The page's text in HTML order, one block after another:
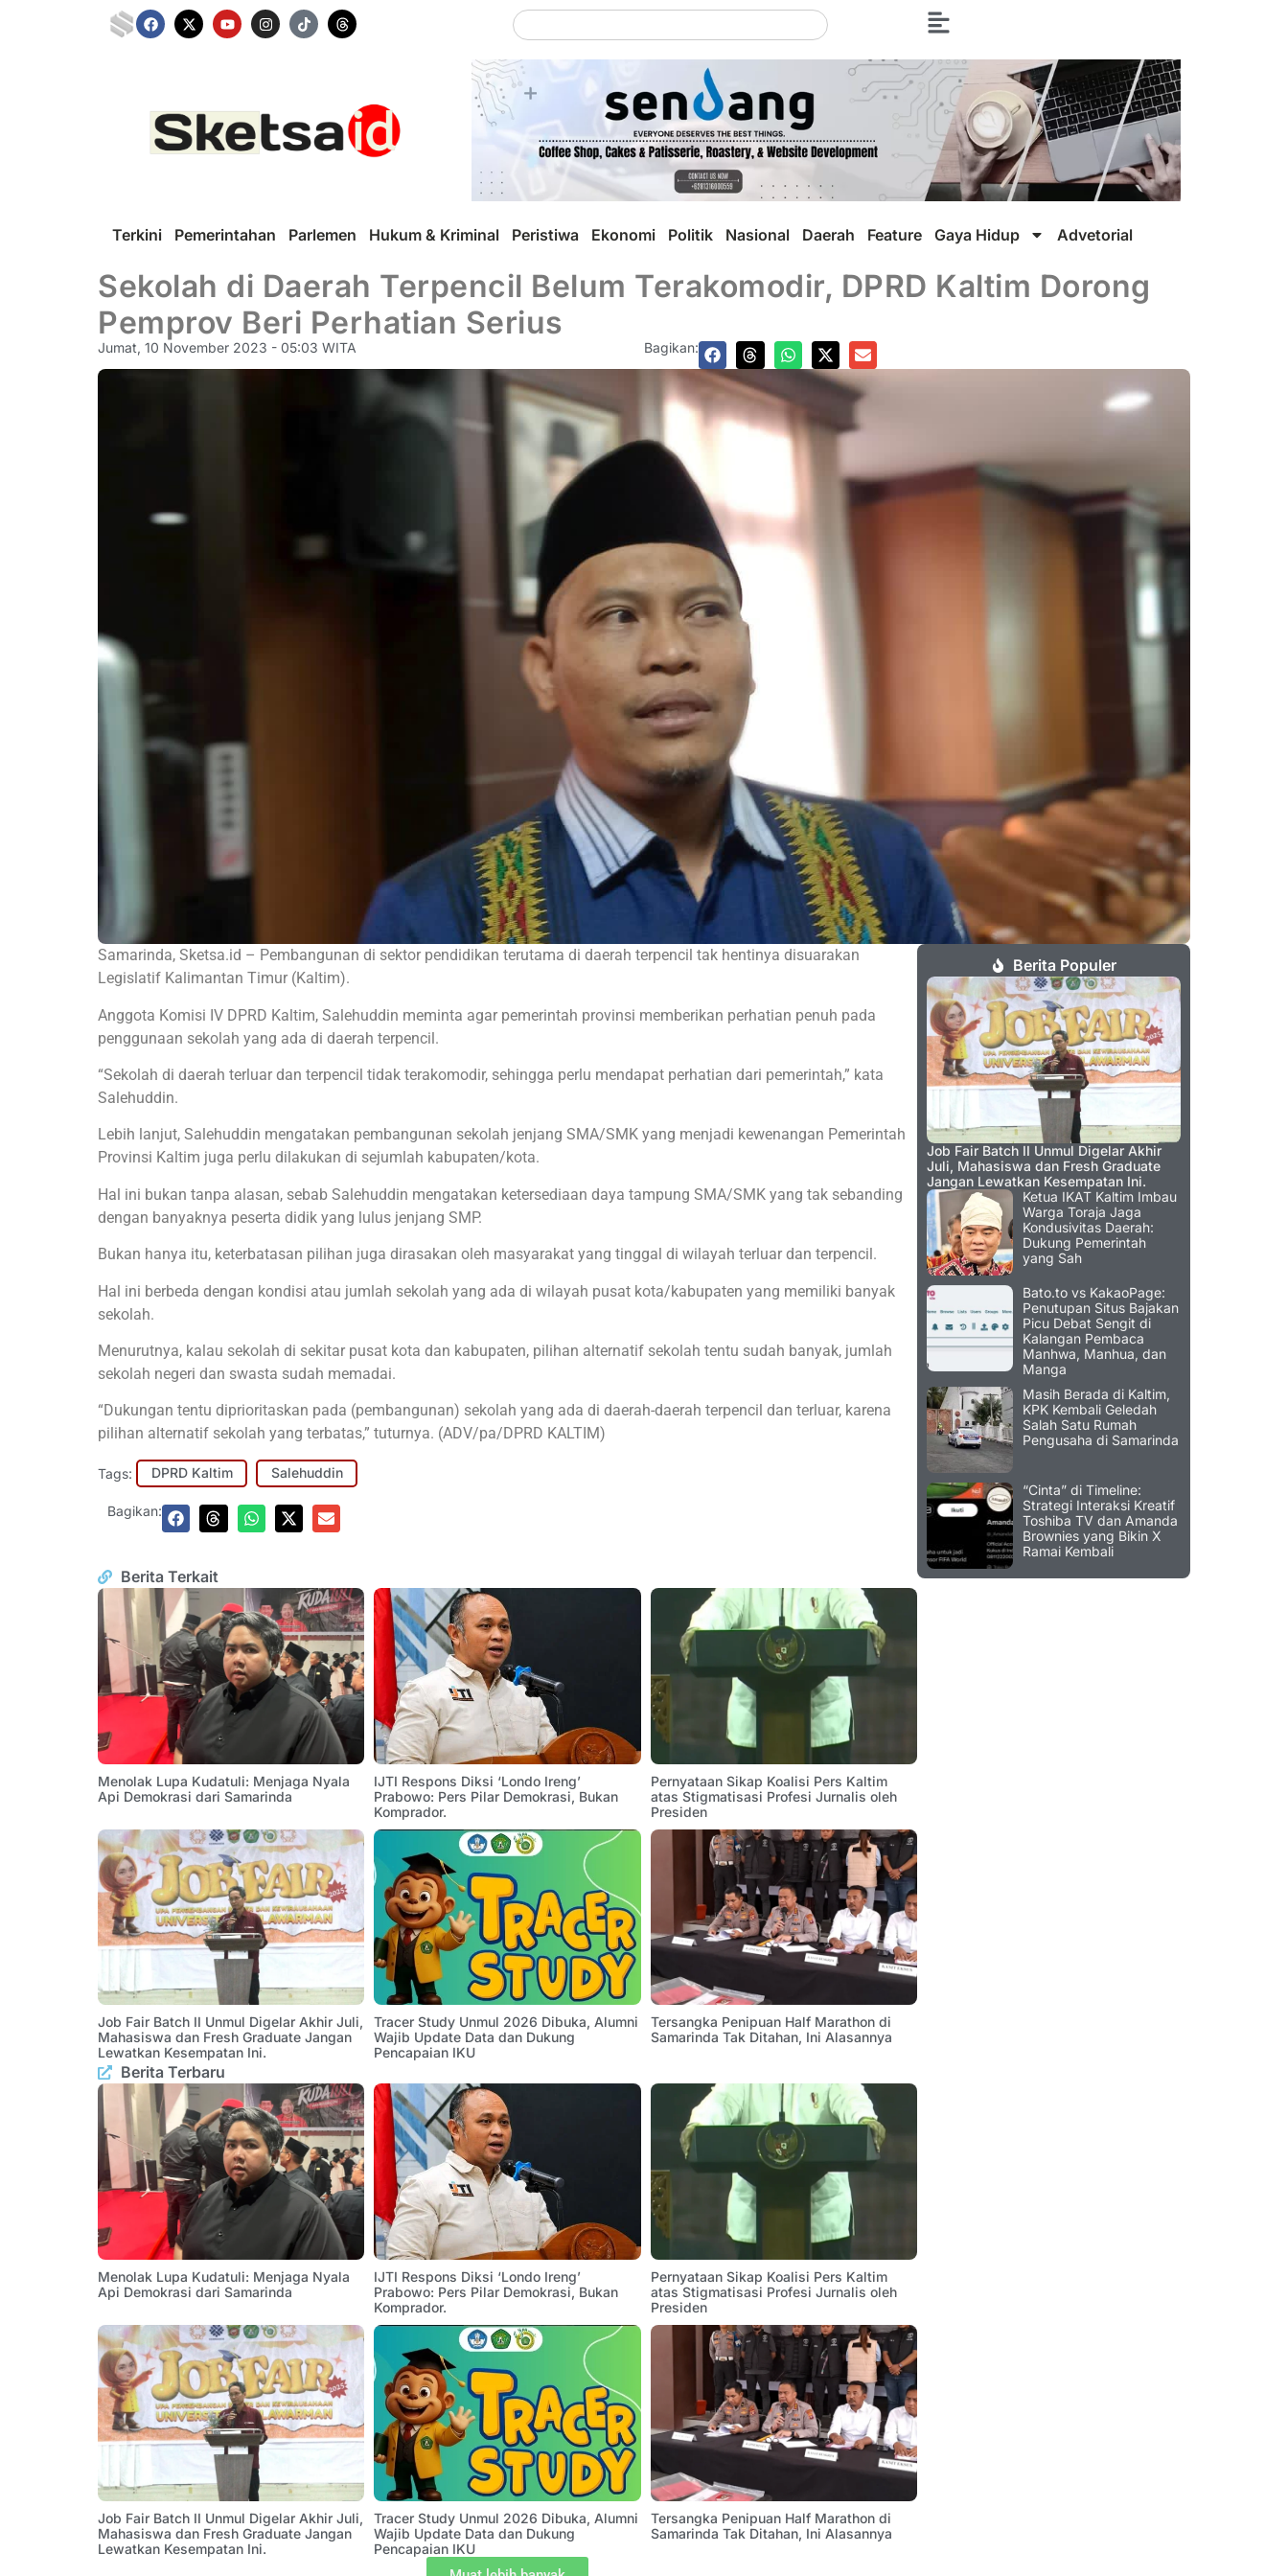
Terkini Pemerintahan Parlemen Hukum & Kriminal Peristiwa Ekonomi Politik Nasional Daerah Feature Gaya Hidup Advetorial
Sekolah di Daerah Terpencil Belum Terakomodir, DPRD Kaltim Dorong
Pemprov Beri Perhatian Serius
Jumat, 10 November 2023 - 05:03 WITA Bagikan:
Samarinda, Sketsa.id – Pembangunan di sektor pendidikan terutama di daerah terpencil tak hentinya disuarakan
Legislatif Kalimantan Timur (Kaltim).
Anggota Komisi IV DPRD Kaltim, Salehuddin meminta agar pemerintah provinsi memberikan perhatian penuh pada
penggunaan sekolah yang ada di daerah terpencil.
“Sekolah di daerah terluar dan terpencil tidak terakomodir, sehingga perlu mendapat perhatian dari pemerintah,” kata
Salehuddin.
Lebih lanjut, Salehuddin mengatakan pembangunan sekolah jenjang SMA/SMK yang menjadi kewenangan Pemerintah
Provinsi Kaltim juga perlu dilakukan di sejumlah kabupaten/kota.
Hal ini bukan tanpa alasan, sebab Salehuddin mengatakan ketersediaan daya tampung SMA/SMK yang tak sebanding
dengan banyaknya peserta didik yang lulus jenjang SMP.
Bukan hanya itu, keterbatasan pilihan juga dirasakan oleh masyarakat yang tinggal di wilayah terluar dan terpencil.
Hal ini berbeda dengan kondisi atau jumlah sekolah yang ada di wilayah pusat kota/kabupaten yang memiliki banyak
sekolah.
Menurutnya, kalau sekolah di sekitar pusat kota dan kabupaten, pilihan alternatif sekolah tentu sudah banyak, jumlah
sekolah negeri dan swasta sudah memadai.
“Dukungan tentu diprioritaskan pada (pembangunan) sekolah yang ada di daerah-daerah terpencil dan terluar, karena
pilihan alternatif sekolah yang terbatas,” tuturnya. (ADV/pa/DPRD KALTIM)
Tags: DPRD Kaltim Salehuddin
Bagikan:
Berita Terkait
Menolak Lupa Kudatuli: Menjaga Nyala
Api Demokrasi dari Samarinda
IJTI Respons Diksi ‘Londo Ireng’
Prabowo: Pers Pilar Demokrasi, Bukan
Komprador.
Pernyataan Sikap Koalisi Pers Kaltim
atas Stigmatisasi Profesi Jurnalis oleh
Presiden
Job Fair Batch II Unmul Digelar Akhir Juli,
Mahasiswa dan Fresh Graduate Jangan
Lewatkan Kesempatan Ini.
Tracer Study Unmul 2026 Dibuka, Alumni
Wajib Update Data dan Dukung
Pencapaian IKU
Tersangka Penipuan Half Marathon di
Samarinda Tak Ditahan, Ini Alasannya
Berita Terbaru
Menolak Lupa Kudatuli: Menjaga Nyala
Api Demokrasi dari Samarinda
IJTI Respons Diksi ‘Londo Ireng’
Prabowo: Pers Pilar Demokrasi, Bukan
Komprador.
Pernyataan Sikap Koalisi Pers Kaltim
atas Stigmatisasi Profesi Jurnalis oleh
Presiden
Job Fair Batch II Unmul Digelar Akhir Juli,
Mahasiswa dan Fresh Graduate Jangan
Lewatkan Kesempatan Ini.
Tracer Study Unmul 2026 Dibuka, Alumni
Wajib Update Data dan Dukung
Pencapaian IKU
Tersangka Penipuan Half Marathon di
Samarinda Tak Ditahan, Ini Alasannya
Berita Populer
Job Fair Batch II Unmul Digelar Akhir
Juli, Mahasiswa dan Fresh Graduate
Jangan Lewatkan Kesempatan Ini.
Ketua IKAT Kaltim Imbau
Warga Toraja Jaga
Kondusivitas Daerah:
Dukung Pemerintah
yang Sah
Bato.to vs KakaoPage:
Penutupan Situs Bajakan
Picu Debat Sengit di
Kalangan Pembaca
Manhwa, Manhua, dan
Manga
Masih Berada di Kaltim,
KPK Kembali Geledah
Salah Satu Rumah
Pengusaha di Samarinda
“Cinta” di Timeline:
Strategi Interaksi Kreatif
Toshiba TV dan Amanda
Brownies yang Bikin X
Ramai Kembali